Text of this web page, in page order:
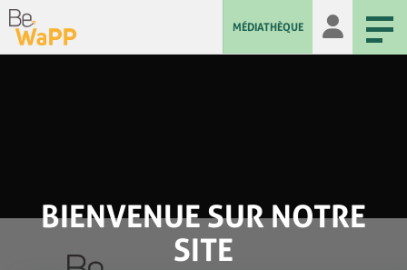
MÉDIATHÈQUE
BIENVENUE SUR NOTRE
SITE